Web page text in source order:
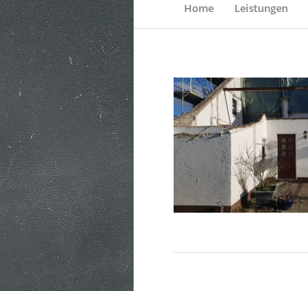
Home Leistungen